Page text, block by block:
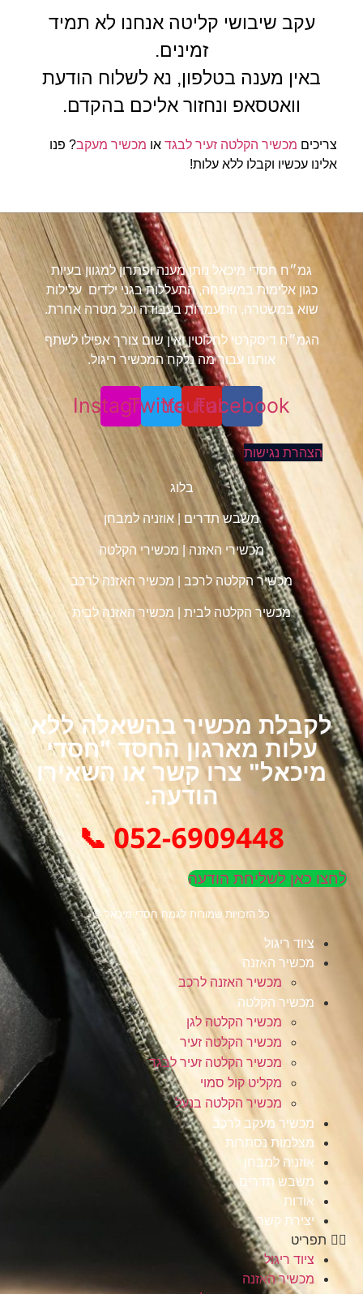
עקב שיבושי קליטה אנחנו לא תמיד
זמינים.
באין מענה בטלפון, נא לשלוח הודעת
וואטסאפ ונחזור אליכם בהקדם.
צריכים מכשיר הקלטה זעיר לבגד או מכשיר מעקב? פנו
אלינו עכשיו וקבלו ללא עלות!
גמ״ח חסדי מיכאל נותן מענה ופתרון למגוון בעיות
כגון אלימות במשפחה, התעללות בגני ילדים עלילות
שוא במשטרה, התעמרות בעבודה וכל מטרה אחרת.
הגמ״ח דיסקרטי לחלוטין ואין שום צורך אפילו לשתף
אותנו עבור מה נלקח המכשיר ריגול.
Facebook
Youtube
Twitter
Instagram
הצהרת נגישות
בלוג
משבש תדרים אוזניה למבחן
מכשירי האזנה| מכשירי הקלטה
מכשיר הקלטה לרכב מכשיר האזנה לרכב
מכשיר הקלטה לבית מכשיר האזנה לבית
לקבלת מכשיר בהשאלה ללא
עלות מארגון החסד "חסדי
מיכאל" צרו קשר או השאירו
הודעה.
052-6909448 📞
לחצו כאן לשליחת הודעה
כל הזכויות שמורות לגמח חסדי מיכאל ©
ציוד ריגול
מכשיר האזנה
מכשיר האזנה לרכב
מכשיר הקלטה
מכשיר הקלטה לגן
מכשיר הקלטה זעיר
מכשיר הקלטה זעיר לבגד
מקליט קול סמוי
מכשיר הקלטה בנעל
מכשיר מעקב לרכב
מצלמות נסתרות
אוזניה למבחן
משבש תדרים
אודות
יצירת קשר
תפריט
ציוד ריגול
מכשיר האזנה